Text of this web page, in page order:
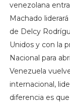
venezolana
Machado
de Delcy
Unidos y con la
Nacional para
Venezuela
internacional,
diferencia es